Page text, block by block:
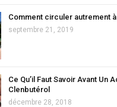
Comment circuler autrement
septembre 21, 2019
Ce Qu’il Faut Savoir Avant Un
Clenbutérol
décembre 28, 2018